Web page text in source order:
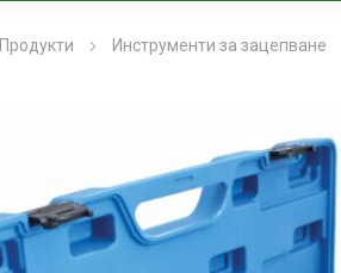
Продукти Инструменти за зацепване